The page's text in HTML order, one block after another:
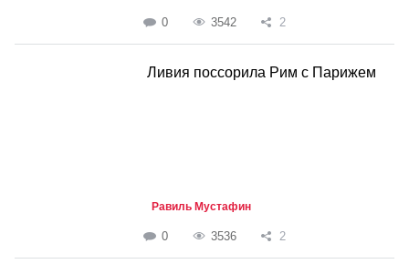
0 3542 2
Ливия поссорила Рим с Парижем
Равиль Мустафин
0 3536 2